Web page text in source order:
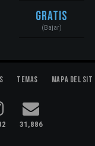
Gratis
(Bajar)
Temas Mapa del
31,886